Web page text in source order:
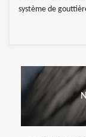
système de